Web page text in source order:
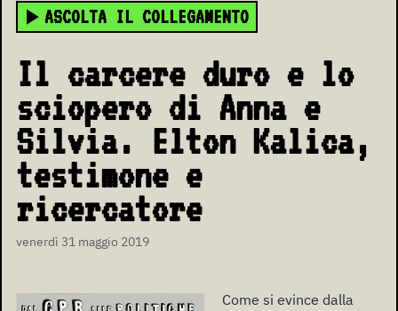
ASCOLTA IL COLLEGAMENTO
Il carcere duro e lo
sciopero di Anna e
Silvia. Elton Kalica,
testimone e
ricercatore
venerdì 31 maggio 2019
Come si evince dalla